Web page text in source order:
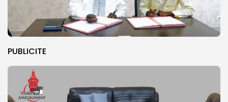
PUBLICITE